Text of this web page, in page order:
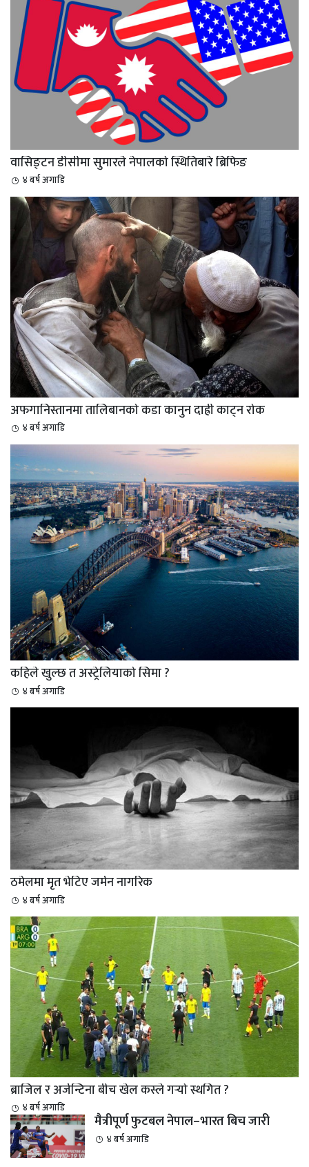
वासिङ्टन डीसीमा सुमारले नेपालको स्थितिबारे ब्रिफिङ
४ बर्ष अगाडि
अफगानिस्तानमा तालिबानको कडा कानुन दाह्री काट्न रोक
४ बर्ष अगाडि
कहिले खुल्छ त अस्ट्रेलियाको सिमा ?
४ बर्ष अगाडि
ठमेलमा मृत भेटिए जर्मन नागरिक
४ बर्ष अगाडि
ब्राजिल र अर्जेन्टिना बीच खेल कस्ले गर्‍यो स्थगित ?
४ बर्ष अगाडि
मैत्रीपूर्ण फुटबल नेपाल–भारत बिच जारी
४ बर्ष अगाडि